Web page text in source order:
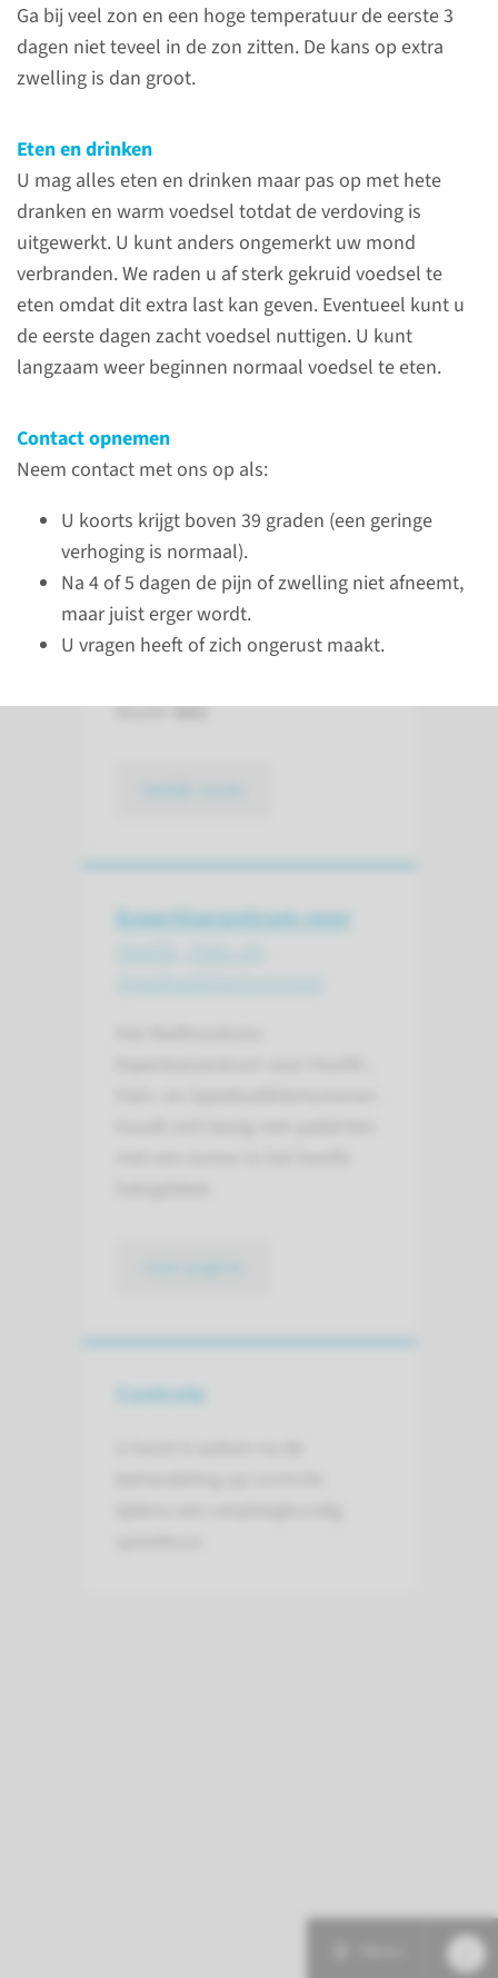
Ga bij veel zon en een hoge temperatuur de eerste 3
dagen niet teveel in de zon zitten. De kans op extra
zwelling is dan groot.
Eten en drinken
U mag alles eten en drinken maar pas op met hete
dranken en warm voedsel totdat de verdoving is
uitgewerkt. U kunt anders ongemerkt uw mond
verbranden. We raden u af sterk gekruid voedsel te
eten omdat dit extra last kan geven. Eventueel kunt u
de eerste dagen zacht voedsel nuttigen. U kunt
langzaam weer beginnen normaal voedsel te eten.
Contact opnemen
Neem contact met ons op als:
U koorts krijgt boven 39 graden (een geringe
verhoging is normaal).
Na 4 of 5 dagen de pijn of zwelling niet afneemt,
maar juist erger wordt.
U vragen heeft of zich ongerust maakt.
Na de behandeling
uur uitgewerkt. U mag alles
eten en drinken, maar pas op
met hete dranken en warm
voedsel totdat de verdoving is
uitgewerkt. Het is belangrijk dat
u uw mond minimaal 3 keer per
dag spoelt met een speciale
vloeistof.
lees meer
MKA Radboudumc
Ingang: Hoofdingang
Gebouw: A
Route:682
Expertisecentrum voor
Controle